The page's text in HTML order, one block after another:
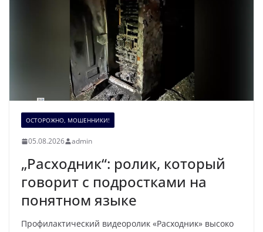
ОСТОРОЖНО, МОШЕННИКИ!
05.08.2026 admin
„Расходник“: ролик, который
говорит с подростками на
понятном языке
Профилактический видеоролик «Расходник» высоко